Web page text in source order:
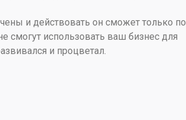
и действовать он сможет только по
смогут использовать ваш бизнес для
и процветал.